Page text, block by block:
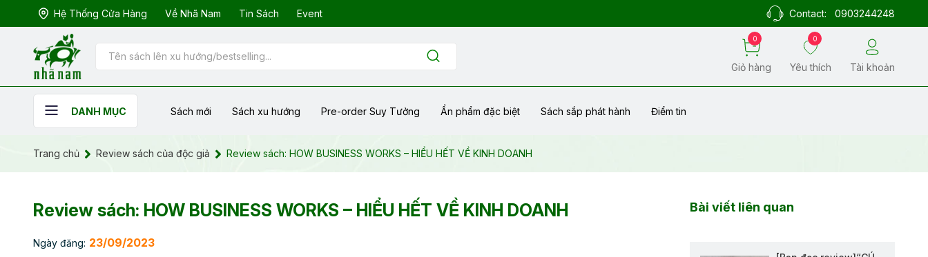
Hệ Thống Cửa Hàng Về Nhã Nam Tin Sách Event Contact: 0903244248
0
Giỏ hàng
0
Yêu thích Tài khoản
DANH MỤC Sách mới Sách xu hướng Pre-order Suy Tưởng Ẩn phẩm đặc biệt Sách sắp phát hành Điểm tin
Trang chủ Review sách của độc giả Review sách: HOW BUSINESS WORKS – HIỂU HẾT VỀ KINH DOANH
Review sách: HOW BUSINESS WORKS – HIỂU HẾT VỀ KINH DOANH
Ngày đăng: 23/09/2023
Bài viết liên quan